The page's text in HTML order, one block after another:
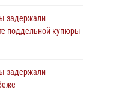
задержали
поддельной купюры
задержали